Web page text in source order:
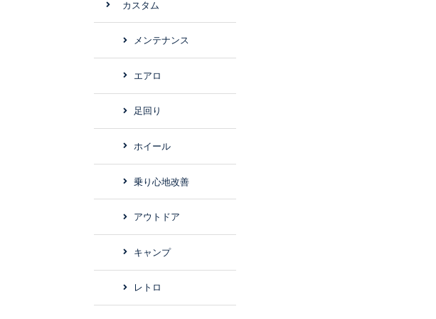
カスタム
メンテナンス
エアロ
足回り
ホイール
乗り心地改善
アウトドア
キャンプ
レトロ